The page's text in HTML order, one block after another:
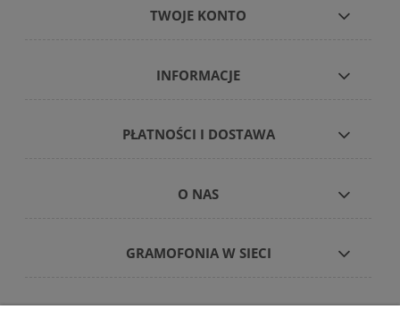
TWOJE KONTO
INFORMACJE
PŁATNOŚCI I DOSTAWA
O NAS
GRAMOFONIA W SIECI